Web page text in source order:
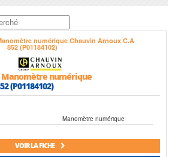
numérique
(P01184102)
Manomètre numérique
VOIR LA FICHE